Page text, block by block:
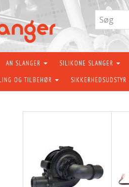
AN SLANGER SILIKONE SLANGER
OG TILBEHØR SIKKERHEDSUDSTYR